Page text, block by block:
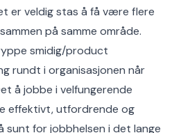
er veldig stas å få være flere
på samme område.
smidig/product
rundt i organisasjonen når
å jobbe i velfungerende
effektivt, utfordrende og
sunt for jobbhelsen i det lange